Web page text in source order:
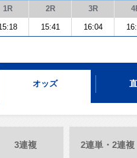
1R 2R 3R
15:41 16:04
オッズ
3連複 2連単・2連複